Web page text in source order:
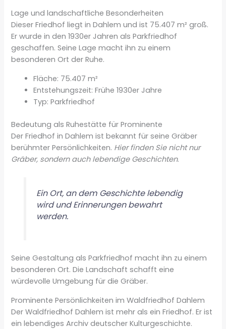
Lage und landschaftliche Besonderheiten
Dieser Friedhof liegt in Dahlem und ist 75.407 m² groß.
Er wurde in den 1930er Jahren als Parkfriedhof
geschaffen. Seine Lage macht ihn zu einem
besonderen Ort der Ruhe.
Fläche: 75.407 m²
Entstehungszeit: Frühe 1930er Jahre
Typ: Parkfriedhof
Bedeutung als Ruhestätte für Prominente
Der Friedhof in Dahlem ist bekannt für seine Gräber
berühmter Persönlichkeiten. Hier finden Sie nicht nur
Gräber, sondern auch lebendige Geschichten.
Ein Ort, an dem Geschichte lebendig
wird und Erinnerungen bewahrt
werden.
Seine Gestaltung als Parkfriedhof macht ihn zu einem
besonderen Ort. Die Landschaft schafft eine
würdevolle Umgebung für die Gräber.
Prominente Persönlichkeiten im Waldfriedhof Dahlem
Der Waldfriedhof Dahlem ist mehr als ein Friedhof. Er ist
ein lebendiges Archiv deutscher Kulturgeschichte.